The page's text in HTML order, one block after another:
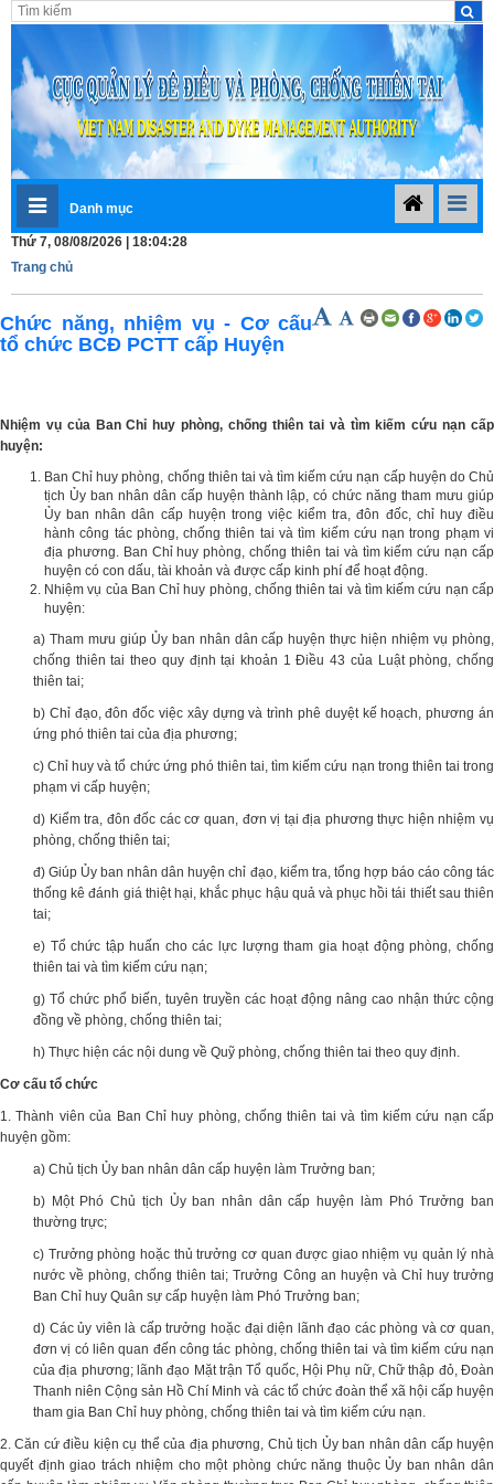
Danh mục
Thứ 7, 08/08/2026 | 18:04:28
Trang chủ
Chức năng, nhiệm vụ - Cơ cấu
tổ chức BCĐ PCTT cấp Huyện
Nhiệm vụ của Ban Chỉ huy phòng, chống thiên tai và tìm kiếm cứu nạn cấp
huyện:
Ban Chỉ huy phòng, chống thiên tai và tìm kiếm cứu nạn cấp huyện do Chủ
tịch Ủy ban nhân dân cấp huyện thành lập, có chức năng tham mưu giúp
Ủy ban nhân dân cấp huyện trong việc kiểm tra, đôn đốc, chỉ huy điều
hành công tác phòng, chống thiên tai và tìm kiếm cứu nạn trong phạm vi
địa phương. Ban Chỉ huy phòng, chống thiên tai và tìm kiếm cứu nạn cấp
huyện có con dấu, tài khoản và được cấp kinh phí để hoạt động.
Nhiệm vụ của Ban Chỉ huy phòng, chống thiên tai và tìm kiếm cứu nạn cấp
huyện:
a) Tham mưu giúp Ủy ban nhân dân cấp huyện thực hiện nhiệm vụ phòng,
chống thiên tai theo quy định tại khoản 1 Điều 43 của Luật phòng, chống
thiên tai;
b) Chỉ đạo, đôn đốc việc xây dựng và trình phê duyệt kế hoạch, phương án
ứng phó thiên tai của địa phương;
c) Chỉ huy và tổ chức ứng phó thiên tai, tìm kiếm cứu nạn trong thiên tai trong
phạm vi cấp huyện;
d) Kiểm tra, đôn đốc các cơ quan, đơn vị tại địa phương thực hiện nhiệm vụ
phòng, chống thiên tai;
đ) Giúp Ủy ban nhân dân huyện chỉ đạo, kiểm tra, tổng hợp báo cáo công tác
thống kê đánh giá thiệt hại, khắc phục hậu quả và phục hồi tái thiết sau thiên
tai;
e) Tổ chức tập huấn cho các lực lượng tham gia hoạt động phòng, chống
thiên tai và tìm kiếm cứu nạn;
g) Tổ chức phổ biến, tuyên truyền các hoạt động nâng cao nhận thức cộng
đồng về phòng, chống thiên tai;
h) Thực hiện các nội dung về Quỹ phòng, chống thiên tai theo quy định.
Cơ cấu tổ chức
1. Thành viên của Ban Chỉ huy phòng, chống thiên tai và tìm kiếm cứu nạn cấp
huyện gồm:
a) Chủ tịch Ủy ban nhân dân cấp huyện làm Trưởng ban;
b) Một Phó Chủ tịch Ủy ban nhân dân cấp huyện làm Phó Trưởng ban
thường trực;
c) Trưởng phòng hoặc thủ trưởng cơ quan được giao nhiệm vụ quản lý nhà
nước về phòng, chống thiên tai; Trưởng Công an huyện và Chỉ huy trưởng
Ban Chỉ huy Quân sự cấp huyện làm Phó Trưởng ban;
d) Các ủy viên là cấp trưởng hoặc đại diện lãnh đạo các phòng và cơ quan,
đơn vị có liên quan đến công tác phòng, chống thiên tai và tìm kiếm cứu nạn
của địa phương; lãnh đạo Mặt trận Tổ quốc, Hội Phụ nữ, Chữ thập đỏ, Đoàn
Thanh niên Cộng sản Hồ Chí Minh và các tổ chức đoàn thể xã hội cấp huyện
tham gia Ban Chỉ huy phòng, chống thiên tai và tìm kiếm cứu nạn.
2. Căn cứ điều kiện cụ thể của địa phương, Chủ tịch Ủy ban nhân dân cấp huyện
quyết định giao trách nhiệm cho một phòng chức năng thuộc Ủy ban nhân dân